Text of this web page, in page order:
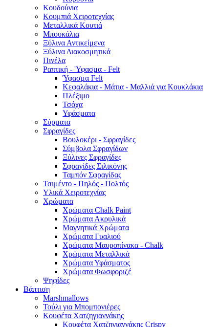
Κουδούνια
Κουμπιά Χειροτεχνίας
Μεταλλικά Κουτιά
Μπουκάλια
Ξύλινα Αντικείμενα
Ξύλινα Διακοσμητικά
Πινέλα
Ραπτική - 'Υφασμα - Felt
Ύφασμα Felt
Κεφαλάκια - Μάτια - Μαλλιά για Κουκλάκια
Πλέξιμο
Τσόχα
Υφάσματα
Σύρματα
Σφραγίδες
Βουλοκέρι - Σφραγίδες
Σύμβολα Σφραγίδων
Ξύλινες Σφραγίδες
Σφραγίδες Σιλικόνης
Ταμπόν Σφραγίδας
Τσιμέντο - Πηλός - Πολτός
Υλικά Χειροτεχνίας
Χρώματα
Χρώματα Chalk Paint
Χρώματα Ακρυλικά
Μαγνητικά Χρώματα
Χρώματα Γυαλιού
Χρώματα Μαυροπίνακα - Chalk
Χρώματα Μεταλλικά
Χρώματα Υφάσματος
Χρώματα Φωσφοριζέ
Ψηφίδες
Βάπτιση
Marshmallows
Τούλι για Μπομπονιέρες
Κουφέτα Χατζηγιαννάκης
Κουφέτα Χατζηγιαννάκης Crispy